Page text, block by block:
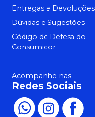
Entregas e Devoluções
Dúvidas e Sugestões
Código de Defesa do
Consumidor
Acompanhe nas
Redes Sociais